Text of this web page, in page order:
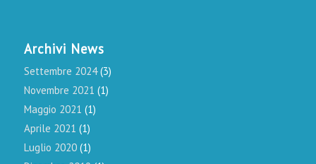
Archivi News
Settembre 2024(3)
Novembre 2021 (1)
Maggio 2021 (1)
Aprile 2021 (1)
Luglio 2020(1)